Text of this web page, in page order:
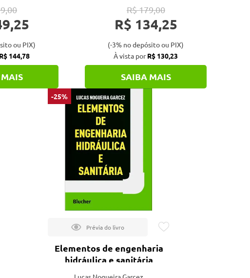
ou PIX)
R$ 144,78
R$ 179,00
R$ 134,25
(-3% no depósito ou PIX)
À vista porR$ 130,23
SAIBA MAIS
-25%
Elementos de engenharia
hidráulica e sanitária